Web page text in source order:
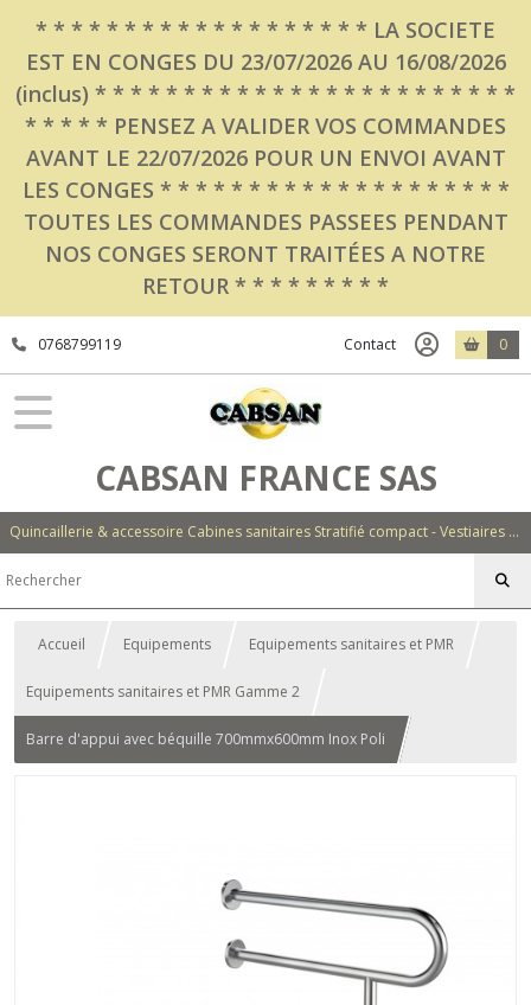
* * * * * * * * * * * * * * * * * * * LA SOCIETE
EST EN CONGES DU 23/07/2026 AU 16/08/2026
(inclus) * * * * * * * * * * * * * * * * * * * * * * * *
* * * * * PENSEZ A VALIDER VOS COMMANDES
AVANT LE 22/07/2026 POUR UN ENVOI AVANT
LES CONGES * * * * * * * * * * * * * * * * * * * *
TOUTES LES COMMANDES PASSEES PENDANT
NOS CONGES SERONT TRAITÉES A NOTRE
RETOUR * * * * * * * * *
0768799119 Contact 0
CABSAN FRANCE SAS
Quincaillerie & accessoire Cabines sanitaires Stratifié compact - Vestiaires - Casiers - Bancs - Equipements - Collectivités - Hôtellerie
Accueil Equipements Equipements sanitaires et PMR
Equipements sanitaires et PMR Gamme 2
Barre d'appui avec béquille 700mmx600mm Inox Poli